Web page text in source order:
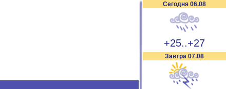
Сегодня 06.08
+25..+27
Завтра 07.08